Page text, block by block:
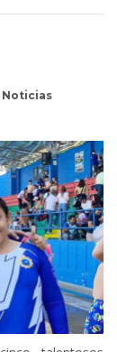
Noticias